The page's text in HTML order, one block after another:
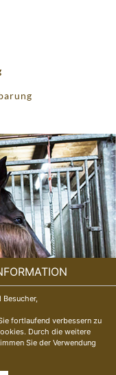
Besucher,
fortlaufend verbessern zu
Durch die weitere
Sie der Verwendung